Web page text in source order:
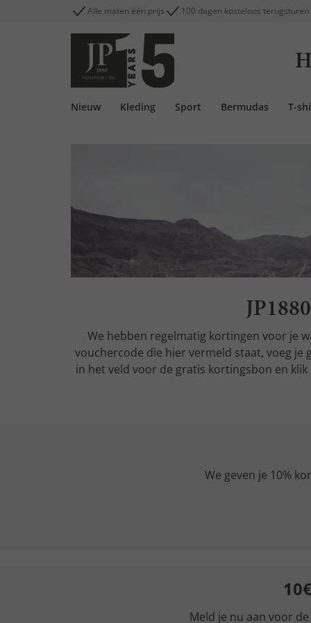
Alle maten één prijs 100 dagen kosteloos terugsturen
Nieuw Kleding Sport Bermudas T-
We hebben regelmatig kortingen voor je
vouchercode die hier vermeld staat, voeg
in het veld voor de gratis kortingsbon en
We geven je 10%
Meld je nu aan voor